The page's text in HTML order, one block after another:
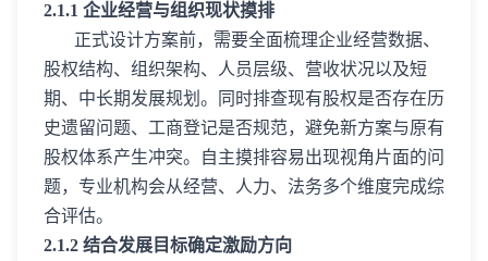
2.1.1 企业经营与组织现状摸排
正式设计方案前，需要全面梳理企业经营数据、
股权结构、组织架构、人员层级、营收状况以及短
期、中长期发展规划。同时排查现有股权是否存在历
史遗留问题、工商登记是否规范，避免新方案与原有
股权体系产生冲突。自主摸排容易出现视角片面的问
题，专业机构会从经营、人力、法务多个维度完成综
合评估。
2.1.2 结合发展目标确定激励方向